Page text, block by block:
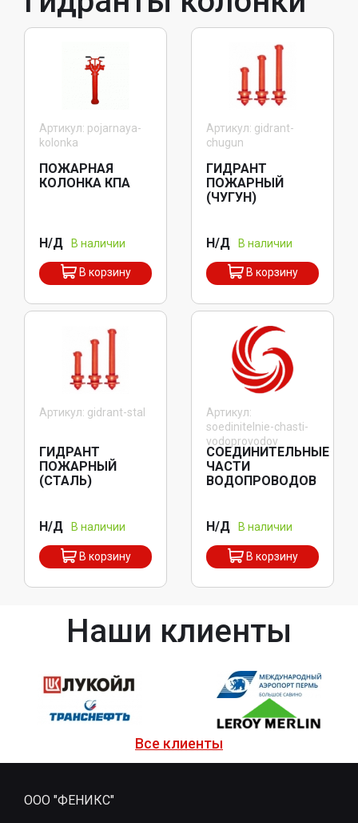
Артикул: pojarnaya-
kolonka
ПОЖАРНАЯ
КОЛОНКА КПА
Н/Д В наличии
В корзину
Артикул: gidrant-
chugun
ГИДРАНТ
ПОЖАРНЫЙ
(ЧУГУН)
Н/Д В наличии
В корзину
Артикул: gidrant-stal
ГИДРАНТ
ПОЖАРНЫЙ
(СТАЛЬ)
Н/Д В наличии
В корзину
Артикул:
soedinitelnie-chasti-
vodoprovodov
СОЕДИНИТЕЛЬНЫЕ
ЧАСТИ
ВОДОПРОВОДОВ
Н/Д В наличии
В корзину
Наши клиенты
Все клиенты
ООО "ФЕНИКС"